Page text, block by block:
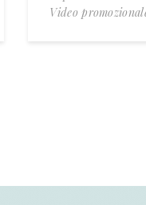
Video